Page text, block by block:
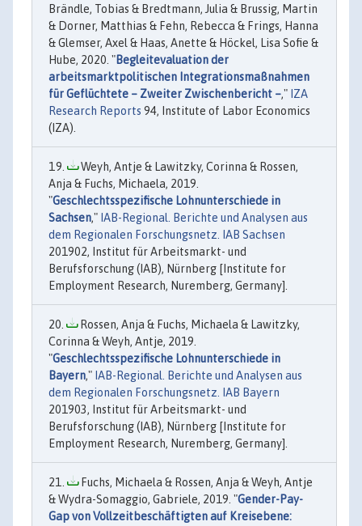
Brändle, Tobias & Bredtmann, Julia & Brussig, Martin
& Dorner, Matthias & Fehn, Rebecca & Frings, Hanna
& Glemser, Axel & Haas, Anette & Höckel, Lisa Sofie &
Hube, 2020. "Begleitevaluation der
arbeitsmarktpolitischen Integrationsmaßnahmen
für Geflüchtete – Zweiter Zwischenbericht –," IZA
Research Reports 94, Institute of Labor Economics
(IZA).
Weyh, Antje & Lawitzky, Corinna & Rossen,
Anja & Fuchs, Michaela, 2019.
"Geschlechtsspezifische Lohnunterschiede in
Sachsen," IAB-Regional. Berichte und Analysen aus
dem Regionalen Forschungsnetz. IAB Sachsen
201902, Institut für Arbeitsmarkt- und
Berufsforschung (IAB), Nürnberg [Institute for
Employment Research, Nuremberg, Germany].
Rossen, Anja & Fuchs, Michaela & Lawitzky,
Corinna & Weyh, Antje, 2019.
"Geschlechtsspezifische Lohnunterschiede in
Bayern," IAB-Regional. Berichte und Analysen aus
dem Regionalen Forschungsnetz. IAB Bayern
201903, Institut für Arbeitsmarkt- und
Berufsforschung (IAB), Nürnberg [Institute for
Employment Research, Nuremberg, Germany].
Fuchs, Michaela & Rossen, Anja & Weyh, Antje
& Wydra-Somaggio, Gabriele, 2019. "Gender-Pay-
Gap von Vollzeitbeschäftigten auf Kreisebene: